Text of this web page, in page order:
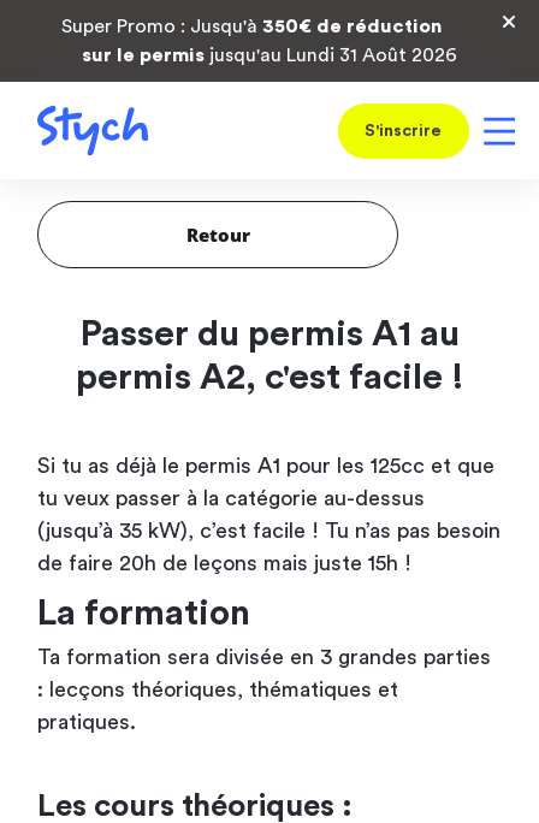
Super Promo : Jusqu'à 350€ de réduction
sur le permis jusqu'au Lundi 31 Août 2026
S'inscrire
Retour
Passer du permis A1 au
permis A2, c'est facile !
Si tu as déjà le permis A1 pour les 125cc et que
tu veux passer à la catégorie au-dessus
(jusqu’à 35 kW), c’est facile ! Tu n’as pas besoin
de faire 20h de leçons mais juste 15h !
La formation
Ta formation sera divisée en 3 grandes parties
: lecçons théoriques, thématiques et
pratiques.
Les cours théoriques :